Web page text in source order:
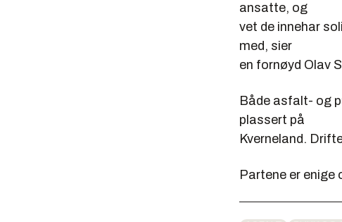
ansatte, og
vet de innehar
med, sier
en fornøyd Olav
Både asfalt- og
plassert på
Kverneland.
Partene er enige